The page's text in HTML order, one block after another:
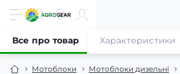
Мотоблоки Мотоблоки дизельні
Все про товар Характеристики